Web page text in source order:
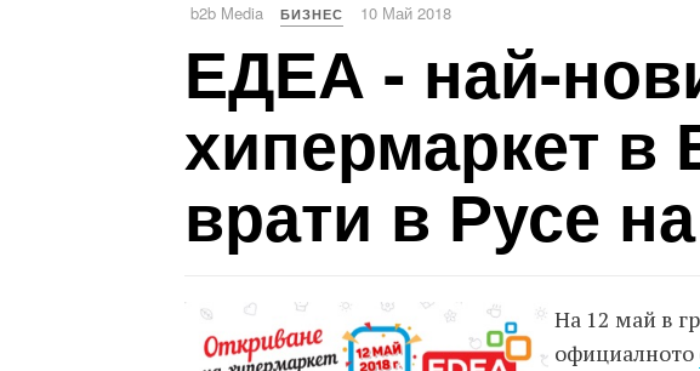
b2b Media БИЗНЕС 10 Май 2018
ЕДЕА - най-
хипермаркет в
врати в Русе
На 12 май в
официалното